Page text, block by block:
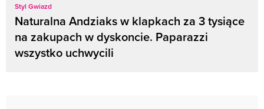
Styl Gwiazd
Naturalna Andziaks w klapkach za 3 tysiące
na zakupach w dyskoncie. Paparazzi
wszystko uchwycili